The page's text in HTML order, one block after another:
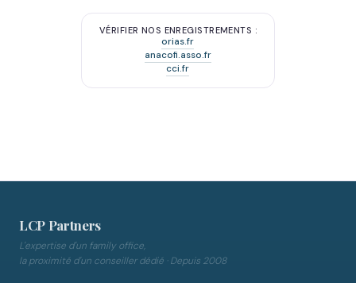
VÉRIFIER NOS ENREGISTREMENTS :
orias.fr
anacofi.asso.fr
cci.fr
LCP Partners
L'expertise d'un family office,
la proximité d'un conseiller dédié · Depuis 2008